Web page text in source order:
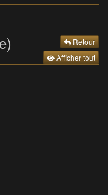
Retour
Afficher tout